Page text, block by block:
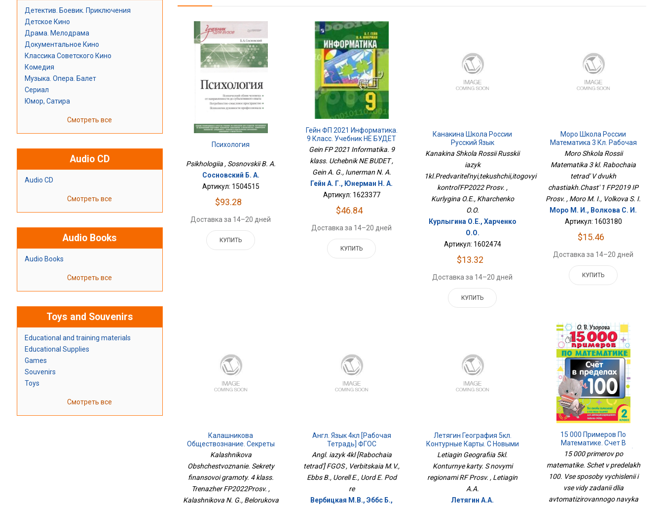
Детектив. Боевик. Приключения
Детское Кино
Драма. Мелодрама
Документальное Кино
Классика Советского Кино
Комедия
Музыка. Опера. Балет
Сериал
Юмор, Сатира
Смотреть все
Audio CD
Audio CD
Смотреть все
Audio Books
Audio Books
Смотреть все
Toys and Souvenirs
Educational and training materials
Educational Supplies
Games
Souvenirs
Toys
Смотреть все
Психология
Psikhologiia , Sosnovskii B. A.
Сосновский Б. А.
Артикул: 1504515
$93.28
Доставка за 14–20 дней
КУПИТЬ
Гейн ФП 2021 Информатика.
9 Класс. Учебник НЕ БУДЕТ
Gein FP 2021 Informatika. 9
klass. Uchebnik NE BUDET ,
Gein A. G., Iunerman N. A.
Гейн А. Г., Юнерман Н. А.
Артикул: 1623377
$46.84
Доставка за 14–20 дней
КУПИТЬ
Канакина Школа России
Русский Язык
1кл.Предварительный,текущий,итоговый
Kanakina Shkola Rossii Russkii
iazyk
1kl.Predvaritel'nyi,tekushchii,itogovyi
kontrol'FP2022 Prosv. ,
Kurlygina O.E., Kharchenko
O.O.
Курлыгина О.Е., Харченко
О.О.
Артикул: 1602474
$13.32
Доставка за 14–20 дней
КУПИТЬ
Моро Школа России
Математика 3 Кл. Рабочая
Тетрадь В Двух
Просв.
Moro Shkola Rossii
Matematika 3 kl. Rabochaia
tetrad' V dvukh
chastiakh.Chast' 1 FP2019 IP
Prosv. , Moro M. I., Volkova S. I.
Моро М. И., Волкова С. И.
Артикул: 1603180
$15.46
Доставка за 14–20 дней
КУПИТЬ
Калашникова
Обществознание. Секреты
Финансовой Грамоты. 4
ФП2022Просв.
Kalashnikova
Obshchestvoznanie. Sekrety
finansovoi gramoty. 4 klass.
Trenazher FP2022Prosv. ,
Kalashnikova N. G., Belorukova
Англ. Язык 4кл [Рабочая
Тетрадь] ФГОС
Angl. iazyk 4kl [Rabochaia
tetrad'] FGOS , Verbitskaia M.V.,
Ebbs B., Uorell E., Uord E. Pod
re
Вербицкая М.В., Эббс Б.,
Летягин География 5кл.
Контурные Карты. С Новыми
Регионами РФ Просв.
Letiagin Geografiia 5kl.
Konturnye karty. S novymi
regionami RF Prosv. , Letiagin
A.A.
Летягин А.А.
15 000 Примеров По
Математике. Счет В
Пределах 100. Все Способы
Вычислений И Все Виды
Заданий Для
Автоматизированного
Навыка Счета. 2 Класс
15 000 primerov po
matematike. Schet v predelakh
100. Vse sposoby vychislenii i
vse vidy zadanii dlia
avtomatizirovannogo navyka